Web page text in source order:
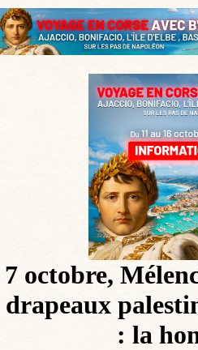
7 octobre,
drapeaux
: la